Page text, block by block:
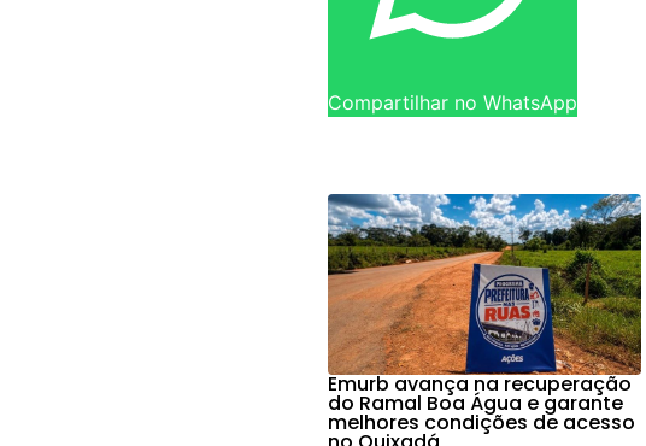
Compartilhar no WhatsApp
Emurb avança na recuperação
do Ramal Boa Água e garante
melhores condições de acesso